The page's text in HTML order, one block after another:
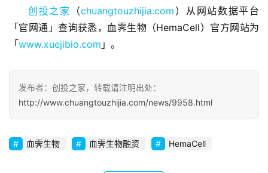
观
察
初
创
企
业
品
创投之家 （chuangtouzhijia.com ）从网站数据平台
「官网通」查询获悉，血霁生物（HemaCell）官方网站为
「www.xuejibio.com 」。
发布者：创投之家，转载请注明出处：
http://www.chuangtouzhijia.com/news/9958.html
血霁生物 血霁生物融资 HemaCell